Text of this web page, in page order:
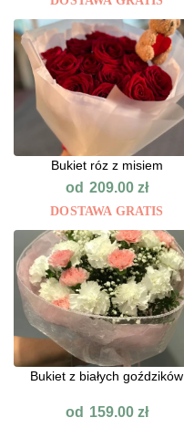
Bukiet róz z misiem
od 209.00 zł
DOSTAWA GRATIS
Bukiet z białych goździków
od 159.00 zł